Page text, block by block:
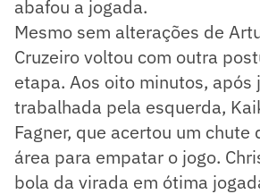
abafou a jogada.
Mesmo sem alterações de
Cruzeiro voltou com outra
etapa. Aos oito minutos, após
trabalhada pela esquerda,
Fagner, que acertou um chute
área para empatar o jogo.
bola da virada em ótima